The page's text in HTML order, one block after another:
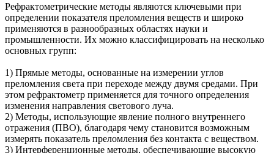
Рефрактометрические методы являются ключевыми при
определении показателя преломления веществ и широко
применяются в разнообразных областях науки и
промышленности. Их можно классифицировать на несколько
основных групп:
1) Прямые методы, основанные на измерении углов
преломления света при переходе между двумя средами. При
этом рефрактометр применяется для точного определения
изменения направления светового луча.
2) Методы, использующие явление полного внутреннего
отражения (ПВО), благодаря чему становится возможным
измерять показатель преломления без контакта с веществом.
3) Интерференционные методы, обеспечивающие высокую